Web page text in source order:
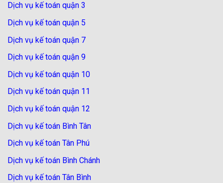
Dịch vụ kế toán quận 3
Dịch vụ kế toán quận 5
Dịch vụ kế toán quận 7
Dịch vụ kế toán quận 9
Dịch vụ kế toán quận 10
Dịch vụ kế toán quận 11
Dịch vụ kế toán quận 12
Dịch vụ kế toán Bình Tân
Dịch vụ kế toán Tân Phú
Dịch vụ kế toán Bình Chánh
Dịch vụ kế toán Tân Bình